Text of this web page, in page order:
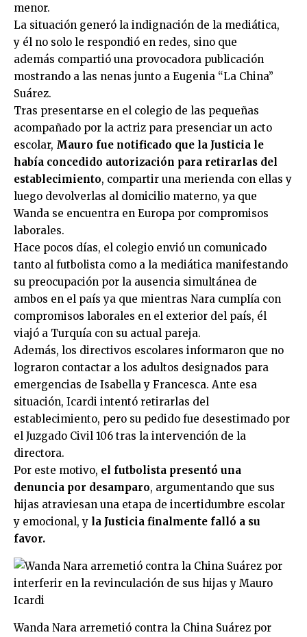
menor.
La situación generó la indignación de la mediática,
y él no solo le respondió en redes, sino que
además compartió una provocadora publicación
mostrando a las nenas junto a Eugenia “La China”
Suárez.
Tras presentarse en el colegio de las pequeñas
acompañado por la actriz para presenciar un acto
escolar, Mauro fue notificado que la Justicia le
había concedido autorización para retirarlas del
establecimiento, compartir una merienda con ellas y
luego devolverlas al domicilio materno, ya que
Wanda se encuentra en Europa por compromisos
laborales.
Hace pocos días, el colegio envió un comunicado
tanto al futbolista como a la mediática manifestando
su preocupación por la ausencia simultánea de
ambos en el país ya que mientras Nara cumplía con
compromisos laborales en el exterior del país, él
viajó a Turquía con su actual pareja.
Además, los directivos escolares informaron que no
lograron contactar a los adultos designados para
emergencias de Isabella y Francesca. Ante esa
situación, Icardi intentó retirarlas del
establecimiento, pero su pedido fue desestimado por
el Juzgado Civil 106 tras la intervención de la
directora.
Por este motivo, el futbolista presentó una
denuncia por desamparo, argumentando que sus
hijas atraviesan una etapa de incertidumbre escolar
y emocional, y la Justicia finalmente falló a su
favor.
Wanda Nara arremetió contra la China Suárez por